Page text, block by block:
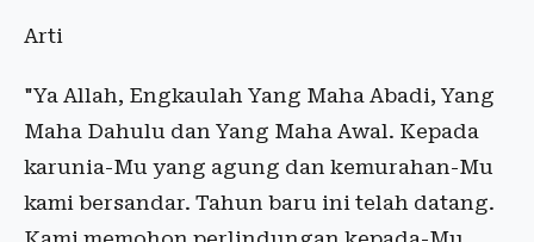
Arti
"Ya Allah, Engkaulah Yang Maha Abadi, Yang
Maha Dahulu dan Yang Maha Awal. Kepada
karunia-Mu yang agung dan kemurahan-Mu
kami bersandar. Tahun baru ini telah datang.